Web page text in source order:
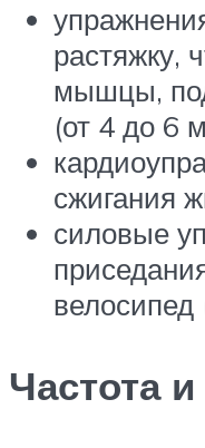
растяжку,
мышцы,
(от 4 до 6
сжигания
силовые
велосипед
Частота